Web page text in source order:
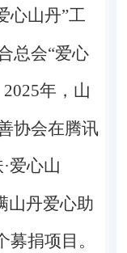
心山丹”工
总会“爱心
2025年，山
协会在腾讯
·爱心山
山丹爱心助
募捐项目。